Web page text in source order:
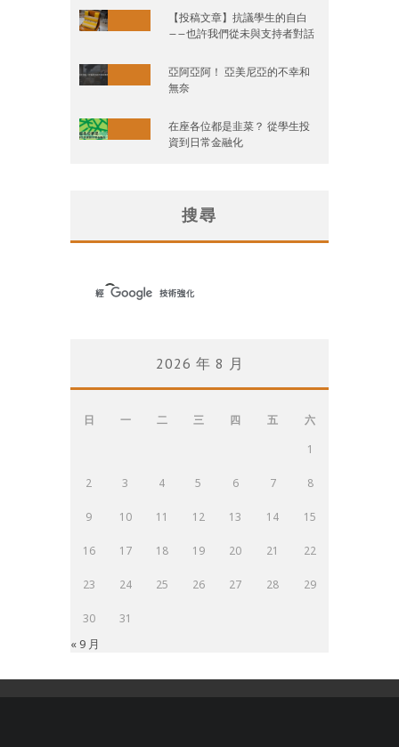
【投稿文章】抗議學生的自白
——也許我們從未與支持者對話
亞阿亞阿！ 亞美尼亞的不幸和
無奈
在座各位都是韭菜？ 從學生投
資到日常金融化
搜尋
2026 年 8 月
日 一 二 三 四 五
六
1
2 3 4 5 6 7 8
9 10 11 12 13 14 15
16 17 18 19 20 21 22
23 24 25 26 27 28 29
30 31
« 9 月